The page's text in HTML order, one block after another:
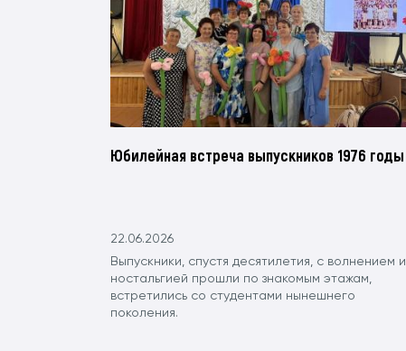
Юбилейная встреча выпускников 1976 годы
22.06.2026
Выпускники, спустя десятилетия, с волнением и
ностальгией прошли по знакомым этажам,
встретились со студентами нынешнего
поколения.